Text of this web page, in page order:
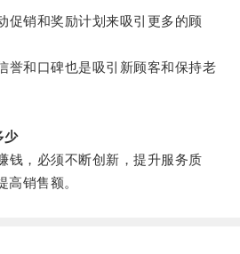
销和奖励计划来吸引更多的顾
和口碑也是吸引新顾客和保持老
少
，必须不断创新，提升服务质
高销售额。